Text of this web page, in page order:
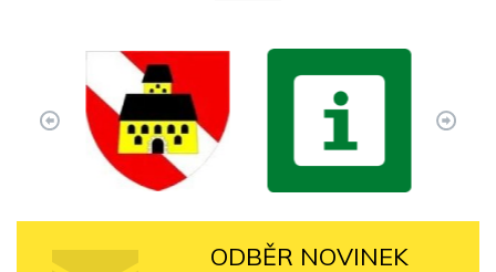
ODBĚR NOVINEK